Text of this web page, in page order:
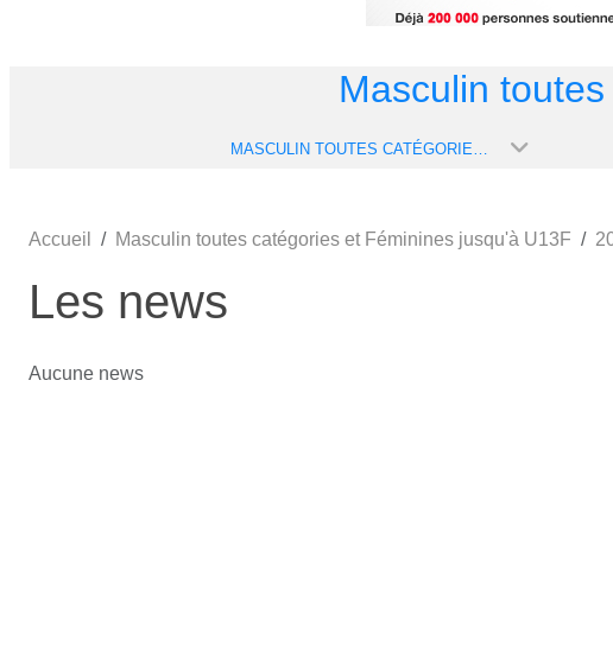
Masculin
Accueil Masculin toutes catégories et Féminines jusqu'à U13F
Les news
Aucune news